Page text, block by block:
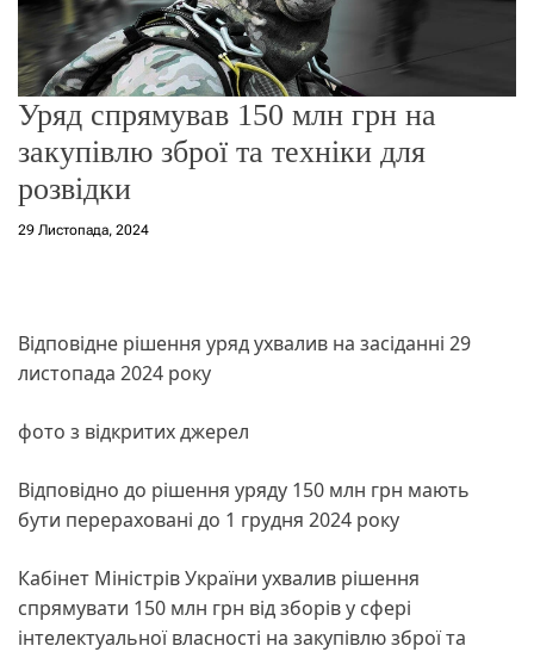
Уряд спрямував 150 млн грн на
закупівлю зброї та техніки для
розвідки
29 Листопада, 2024
Відповідне рішення уряд ухвалив на засіданні 29
листопада 2024 року
фото з відкритих джерел
Відповідно до рішення уряду 150 млн грн мають
бути перераховані до 1 грудня 2024 року
Кабінет Міністрів України ухвалив рішення
спрямувати 150 млн грн від зборів у сфері
інтелектуальної власності на закупівлю зброї та